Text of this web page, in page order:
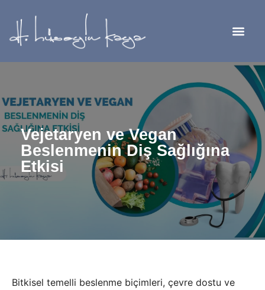
Vejetaryen ve Vegan
Beslenmenin Diş Sağlığına
Etkisi
Bitkisel temelli beslenme biçimleri, çevre dostu ve